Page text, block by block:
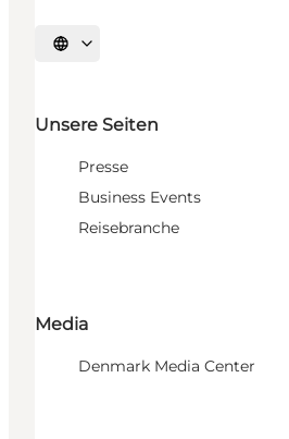
Sprache auswählen
Unsere Seiten
Presse
Business Events
Reisebranche
Media
Denmark Media Center